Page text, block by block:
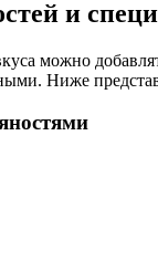
и
можно
Ниже